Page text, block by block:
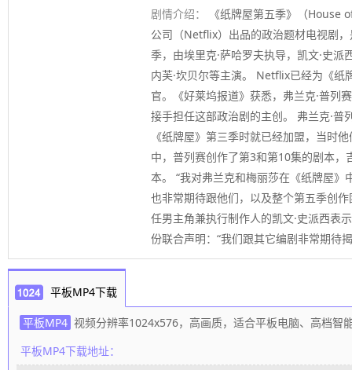
剧情介绍：
《纸牌屋第五季》（House
公司（Netflix）出品的政治题材电视剧
季，由埃里克·萨哈罗夫执导，凯文·史派
内芙·坎贝尔等主演。 Netflix已经为《纸
官。《好莱坞报道》获悉，弗兰克·普列
接手担任这部政治剧的主创。 弗兰克·普
《纸牌屋》第三季时就已经加盟，当时
中，普列赛创作了第3和第10集的剧本
本。 “我对弗兰克和梅丽莎在《纸牌屋》
也非常期待跟他们，以及整个第五季创
任男主角兼执行制作人的凯文·史派西表
份联合声明：“我们跟其它编剧非常期待
平板MP4下载
平板MP4 视频分辨率1024x576，高画质，适合平板电脑、高档智
平板MP4下载地址：